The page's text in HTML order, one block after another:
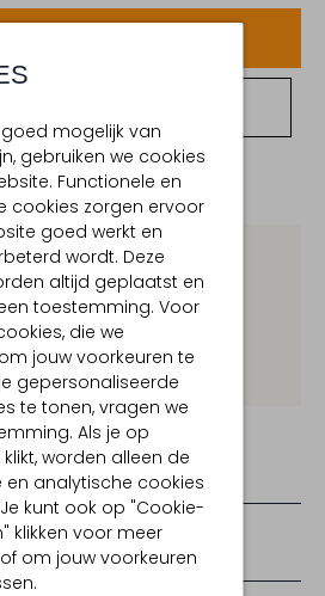
mogelijk van
gebruiken we cookies
Functionele en
cookies zorgen ervoor
goed werkt en
wordt. Deze
altijd geplaatst en
toestemming. Voor
die we
jouw voorkeuren te
gepersonaliseerde
te tonen, vragen we
Als je op
klikt, worden alleen de
en analytische cookies
kunt ook op "Cookie-
klikken voor meer
om jouw voorkeuren
van onze 19 boutiques
vanaf € 100,-
30 dagen